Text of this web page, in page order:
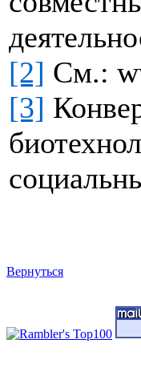
[2] См.:
[3]
Вернуться